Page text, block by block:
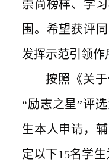
崇尚榜样、学
围。希望获评
发挥示范引领作
按照《关
“励志之星”评
生本人申请，
定以下15名学